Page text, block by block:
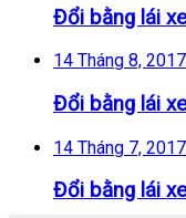
Đổi bằng lái
14 Tháng 8, 2017
Đổi bằng lái
14 Tháng 7, 2017
Đổi bằng lái